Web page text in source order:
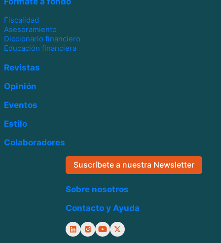
Fiscalidad
Asesoramiento
Diccionario financiero
Educación financiera
Revistas
Opinión
Eventos
Estilo
Colaboradores
Suscríbete a nuestra Newsletter
Sobre nosotros
Contacto y Ayuda